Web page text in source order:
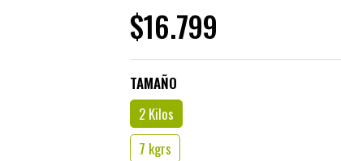
$16.799
TAMAÑO
2 Kilos
7 kgrs